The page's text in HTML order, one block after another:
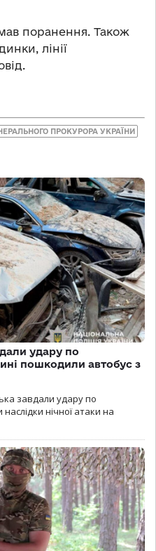
поранення. Також
лінії
ПРОКУРОРА УКРАЇНИ
удару по
пошкодили автобус з
завдали удару по
нічної атаки на